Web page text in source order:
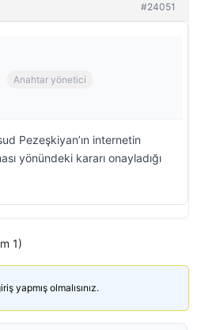
#24051
Anahtar yönetici
Pezeşkiyan’ın internetin
yönündeki kararı onayladığı
1)
yapmış olmalısınız.